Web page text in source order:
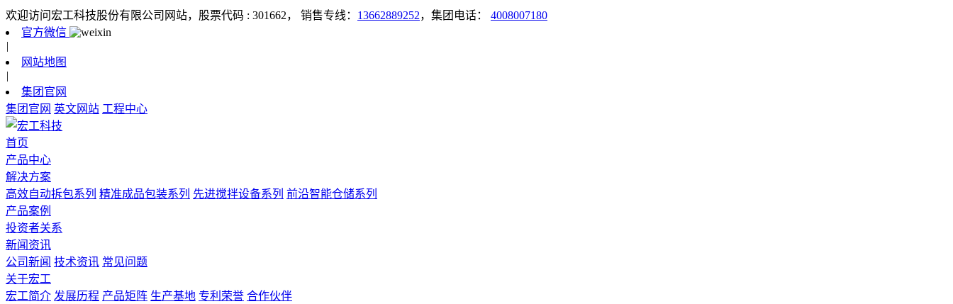
欢迎访问宏工科技股份有限公司网站，股票代码 : 301662， 销售专线： 13662889252，集团电话： 4008007180
官方微信
|
网站地图
|
集团官网
集团官网 英文网站 工程中心
首页
产品中心
解决方案
高效自动拆包系列 精准成品包装系列 先进搅拌设备系列 前沿智能仓储系列
产品案例
投资者关系
新闻资讯
公司新闻 技术资讯 常见问题
关于宏工
宏工简介 发展历程 产品矩阵 生产基地 专利荣誉 合作伙伴